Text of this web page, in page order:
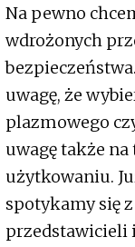
Na pewno
wdrożonych
uwagę, że
plazmowego
uwagę także na
użytkowaniu.
spotykamy się
przedstawicieli